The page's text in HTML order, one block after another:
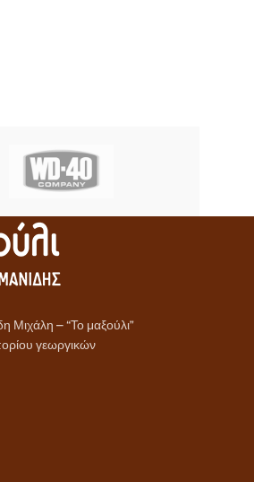
Μιχάλη – “Το μαξούλι”
γεωργικών